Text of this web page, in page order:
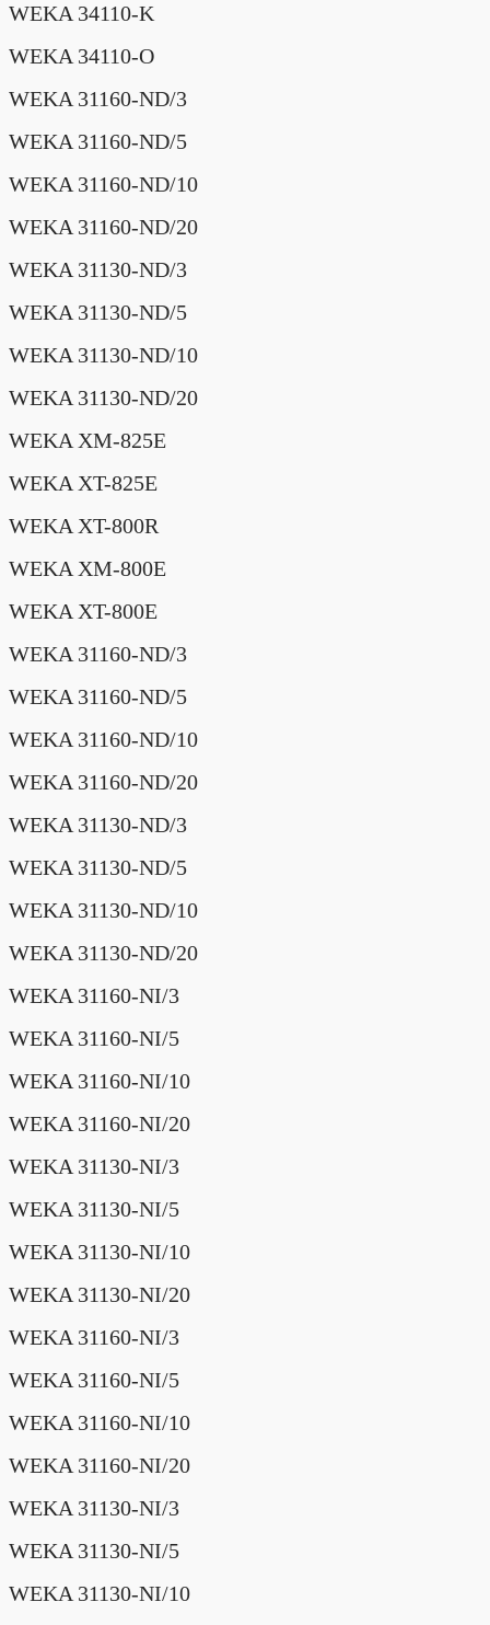
WEKA 34110-K
WEKA 34110-O
WEKA 31160-ND/3
WEKA 31160-ND/5
WEKA 31160-ND/10
WEKA 31160-ND/20
WEKA 31130-ND/3
WEKA 31130-ND/5
WEKA 31130-ND/10
WEKA 31130-ND/20
WEKA XM-825E
WEKA XT-825E
WEKA XT-800R
WEKA XM-800E
WEKA XT-800E
WEKA 31160-ND/3
WEKA 31160-ND/5
WEKA 31160-ND/10
WEKA 31160-ND/20
WEKA 31130-ND/3
WEKA 31130-ND/5
WEKA 31130-ND/10
WEKA 31130-ND/20
WEKA 31160-NI/3
WEKA 31160-NI/5
WEKA 31160-NI/10
WEKA 31160-NI/20
WEKA 31130-NI/3
WEKA 31130-NI/5
WEKA 31130-NI/10
WEKA 31130-NI/20
WEKA 31160-NI/3
WEKA 31160-NI/5
WEKA 31160-NI/10
WEKA 31160-NI/20
WEKA 31130-NI/3
WEKA 31130-NI/5
WEKA 31130-NI/10